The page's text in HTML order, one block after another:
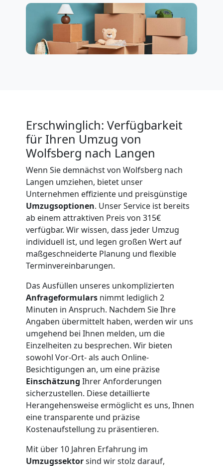
Erschwinglich: Verfügbarkeit
für Ihren Umzug von
Wolfsberg nach Langen
Wenn Sie demnächst von Wolfsberg nach
Langen umziehen, bietet unser
Unternehmen effiziente und preisgünstige
Umzugsoptionen. Unser Service ist bereits
ab einem attraktiven Preis von 315€
verfügbar. Wir wissen, dass jeder Umzug
individuell ist, und legen großen Wert auf
maßgeschneiderte Planung und flexible
Terminvereinbarungen.
Das Ausfüllen unseres unkomplizierten
Anfrageformulars nimmt lediglich 2
Minuten in Anspruch. Nachdem Sie Ihre
Angaben übermittelt haben, werden wir uns
umgehend bei Ihnen melden, um die
Einzelheiten zu besprechen. Wir bieten
sowohl Vor-Ort- als auch Online-
Besichtigungen an, um eine präzise
Einschätzung Ihrer Anforderungen
sicherzustellen. Diese detaillierte
Herangehensweise ermöglicht es uns, Ihnen
eine transparente und präzise
Kostenaufstellung zu präsentieren.
Mit über 10 Jahren Erfahrung im
Umzugssektorsind wir stolz darauf,
Möbeltransport
International
Beiladung
International
Internationaler
Umzug
Nationaler
Umzug